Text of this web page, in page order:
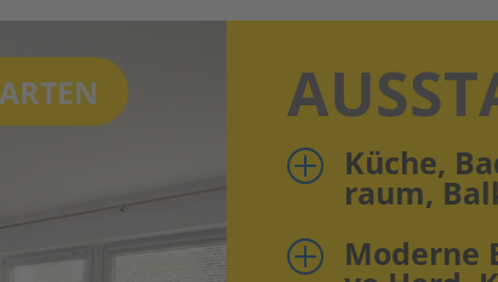
P Küche,
raum,
P Moder­ne